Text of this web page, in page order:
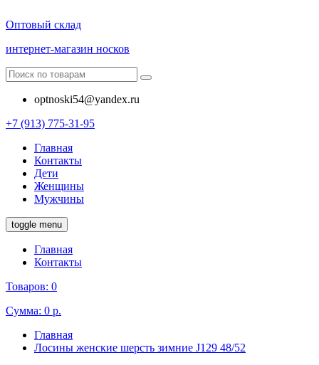
Оптовый склад
интернет-магазин носков
optnoski54@yandex.ru
+7 (913) 775-31-95
Главная
Контакты
Дети
Женщины
Мужчины
toggle menu
Главная
Контакты
Товаров: 0
Сумма: 0 р.
Главная
Лосины женские шерсть зимние J129 48/52